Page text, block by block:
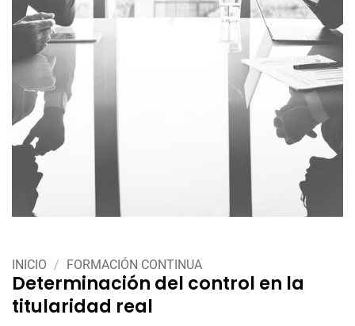
INICIO / FORMACIÓN CONTINUA
Determinación del control en la
titularidad real